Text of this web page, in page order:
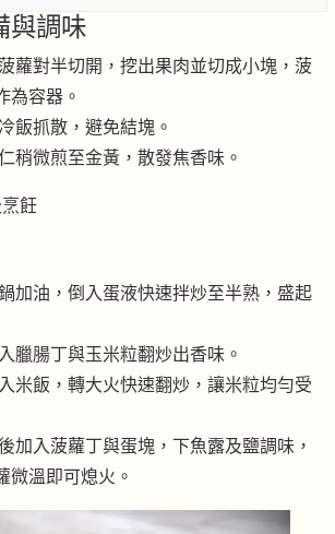
與調味
蘿對半切開，挖出果肉並切成小塊，菠
為容器。
飯抓散，避免結塊。
稍微煎至金黃，散發焦香味。
飪
加油，倒入蛋液快速拌炒至半熟，盛起
臘腸丁與玉米粒翻炒出香味。
米飯，轉大火快速翻炒，讓米粒均勻受
加入菠蘿丁與蛋塊，下魚露及鹽調味，
微溫即可熄火。